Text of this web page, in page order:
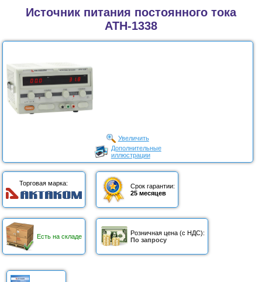
Источник питания постоянного тока
АТН-1338
Увеличить
Дополнительные
иллюстрации
Торговая марка:
Срок гарантии:
25 месяцев
Есть на складе
Розничная цена (с НДС):
По запросу